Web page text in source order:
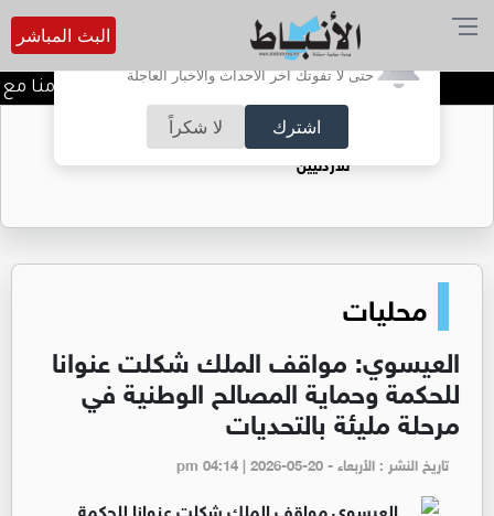
أترغب في تفعيل الإشعارات؟
حتى لا تفوتك آخر الأحداث والأخبار العاجلة
اشترك لا شكراً
البث المباشر
خطة أمنية ومرورية شاملة تزامنا مع
حقل الريشة حين يتحول الغاز إلى فرص عمل
للأردنيين
محليات
العيسوي: مواقف الملك شكلت عنوانا
للحكمة وحماية المصالح الوطنية في
مرحلة مليئة بالتحديات
تاريخ النشر : الأربعاء - pm 04:14 | 2026-05-20